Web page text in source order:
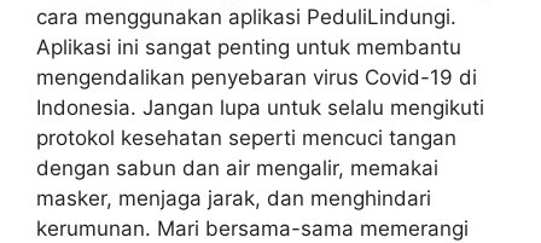
cara menggunakan aplikasi PeduliLindungi.
Aplikasi ini sangat penting untuk membantu
mengendalikan penyebaran virus Covid-19 di
Indonesia. Jangan lupa untuk selalu mengikuti
protokol kesehatan seperti mencuci tangan
dengan sabun dan air mengalir, memakai
masker, menjaga jarak, dan menghindari
kerumunan. Mari bersama-sama memerangi